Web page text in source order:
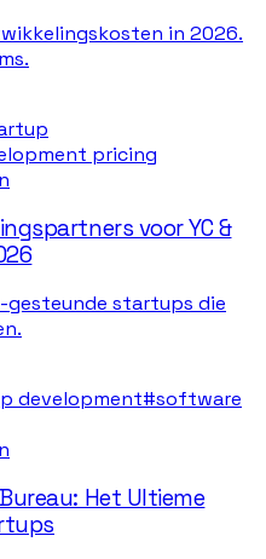
in 2026.
pricing
voor YC &
gesteunde startups die
development#software
Het Ultieme